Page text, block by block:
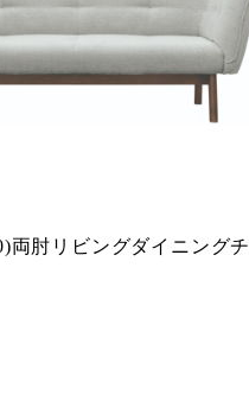
両肘リビングダイニングチ